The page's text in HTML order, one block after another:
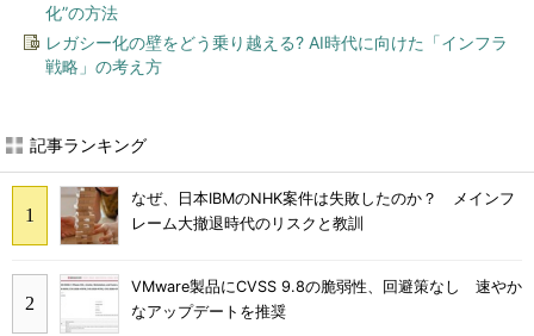
化”の方法
レガシー化の壁をどう乗り越える? AI時代に向けた「インフラ
戦略」の考え方
記事ランキング
なぜ、日本IBMのNHK案件は失敗したのか？ メインフ
レーム大撤退時代のリスクと教訓
VMware製品にCVSS 9.8の脆弱性、回避策なし 速やか
なアップデートを推奨